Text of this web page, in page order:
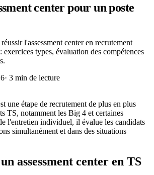
center pour un poste
l'assessment center en recrutement
exercices types, évaluation des compétences
· 3 min de lecture
une étape de recrutement de plus en plus
TS, notamment les Big 4 et certaines
l'entretien individuel, il évalue les candidats
simultanément et dans des situations
assessment center en TS